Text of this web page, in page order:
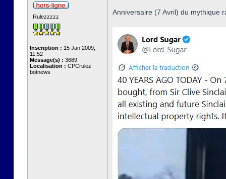
Rulezzzzz
Inscription : 15 Jan 2009,
11:52
Message(s) : 3689
Localisation : CPCrulez
botnews
Anniversaire (7 Avril) du mythique